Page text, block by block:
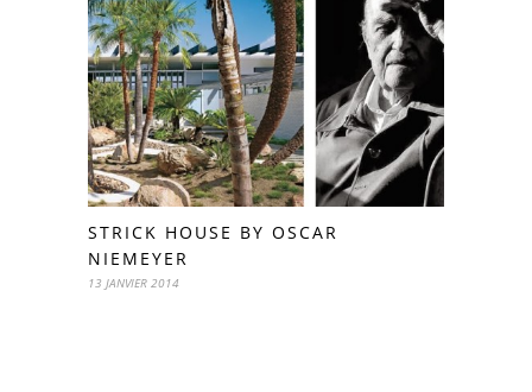
STRICK HOUSE BY OSCAR
NIEMEYER
13 JANVIER 2014